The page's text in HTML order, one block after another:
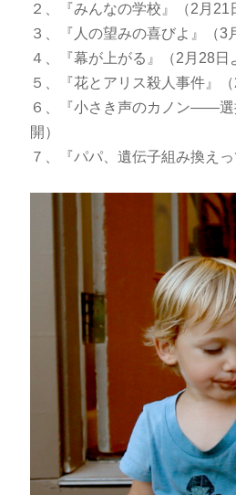
２、『みんなの学校』（2月21
３、『人の望みの喜びよ』（3
４、『幕が上がる』（2月28日
５、『花とアリス殺人事件』
６、『小さき声のカノン――選
開）
７、『パパ、遺伝子組み換え